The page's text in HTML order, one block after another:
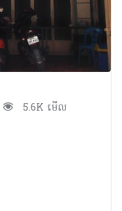
5.6K មើល